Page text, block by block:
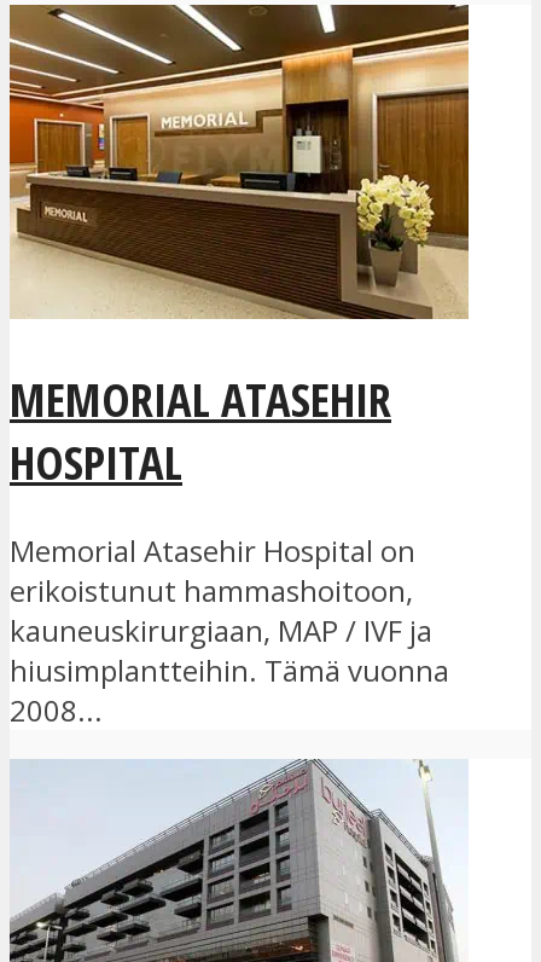
MEMORIAL ATASEHIR
HOSPITAL
Memorial Atasehir Hospital on
erikoistunut hammashoitoon,
kauneuskirurgiaan, MAP / IVF ja
hiusimplantteihin. Tämä vuonna
2008...